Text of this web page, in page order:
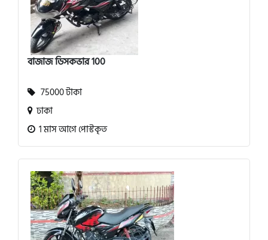
বাজাজ ডিসকভার 100
75000 টাকা
ঢাকা
1 মাস আগে পোস্টকৃত